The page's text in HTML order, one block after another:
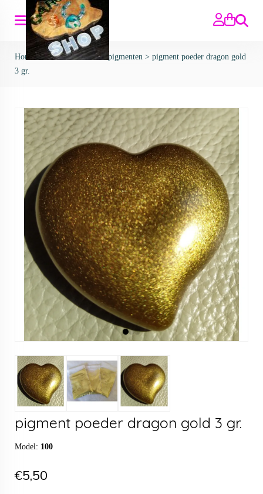
Zoeken
Home>Kleur & Glitters pigmenten > pigment poeder dragon gold
3 gr.
pigment poeder dragon gold 3 gr.
Model: 100
€5,50